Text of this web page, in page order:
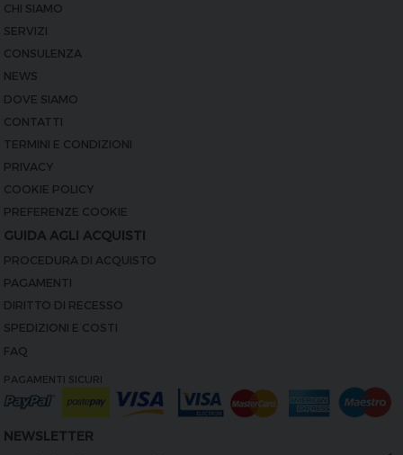
CHI SIAMO
SERVIZI
CONSULENZA
NEWS
DOVE SIAMO
CONTATTI
TERMINI E CONDIZIONI
PRIVACY
COOKIE POLICY
PREFERENZE COOKIE
GUIDA AGLI ACQUISTI
PROCEDURA DI ACQUISTO
PAGAMENTI
DIRITTO DI RECESSO
SPEDIZIONI E COSTI
FAQ
PAGAMENTI SICURI
NEWSLETTER